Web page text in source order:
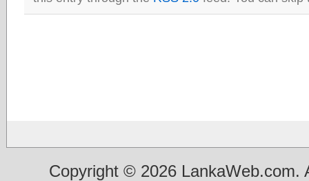
Copyright © 2026 LankaWeb.com.